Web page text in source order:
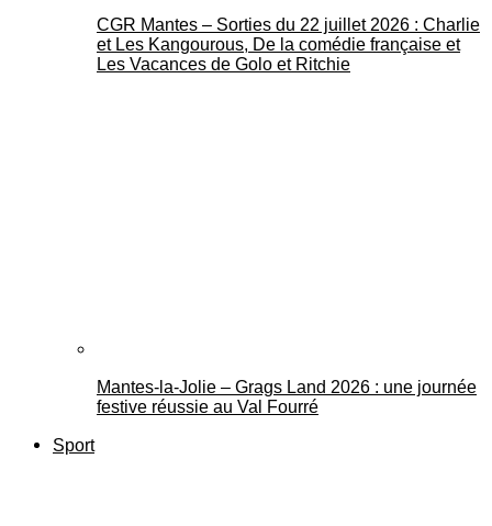
CGR Mantes – Sorties du 22 juillet 2026 : Charlie
et Les Kangourous, De la comédie française et
Les Vacances de Golo et Ritchie
Mantes-la-Jolie – Grags Land 2026 : une journée
festive réussie au Val Fourré
Sport